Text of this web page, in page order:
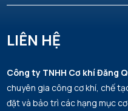
LIÊN HỆ
Công ty TNHH Cơ khí Đăng
chuyên gia công cơ khí, chế
đặt và bảo trì các hạng mục